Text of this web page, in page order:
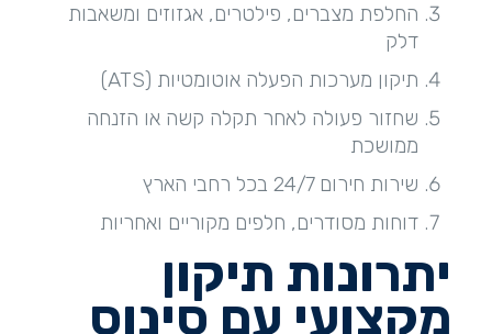
החלפת מצברים, פילטרים, אגזוזים ומשאבות
דלק
תיקון מערכות הפעלה אוטומטיות (ATS)
שחזור פעולה לאחר תקלה קשה או הזנחה
ממושכת
שירות חירום 24/7 בכל רחבי הארץ
דוחות מסודרים, חלפים מקוריים ואחריות
יתרונות תיקון
מקצועי עם סינוס